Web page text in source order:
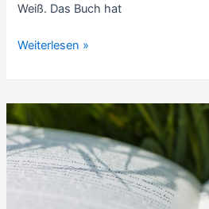
Weiß. Das Buch hat
Rezension:
Neue
Frankfurter
Schule.
Die
schärfsten
Kritiker
Weiterlesen »